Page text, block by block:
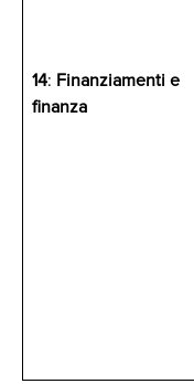
14: Finanziamenti e
finanza